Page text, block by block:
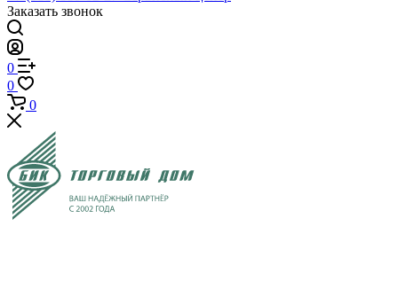
Заказать звонок
0
0
0